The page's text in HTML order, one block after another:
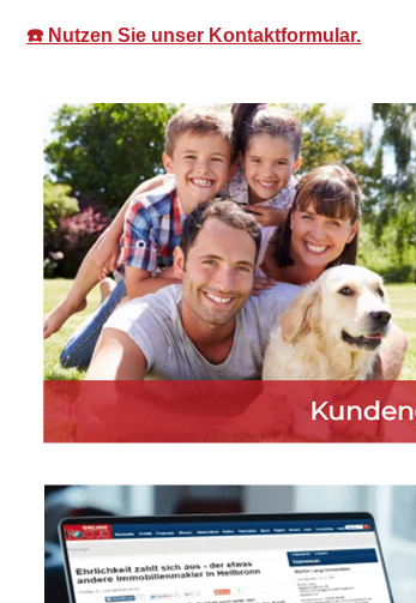
☎️ Nutzen Sie unser Kontaktformular.